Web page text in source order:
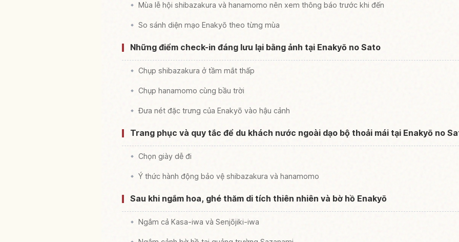
Mùa lễ hội shibazakura và hanamomo nên xem thông báo trước khi đến
So sánh diện mạo Enakyō theo từng mùa
Những điểm check-in đáng lưu lại bằng ảnh tại Enakyō no Sato
Chụp shibazakura ở tầm mắt thấp
Chụp hanamomo cùng bầu trời
Đưa nét đặc trưng của Enakyō vào hậu cảnh
Trang phục và quy tắc để du khách nước ngoài dạo bộ thoải mái tại Enakyō no
Chọn giày dễ đi
Ý thức hành động bảo vệ shibazakura và hanamomo
Sau khi ngắm hoa, ghé thăm di tích thiên nhiên và bờ hồ Enakyō
Ngắm cả Kasa-iwa và Senjōjiki-iwa